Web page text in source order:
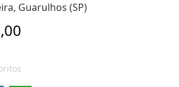
Guarulhos (SP)